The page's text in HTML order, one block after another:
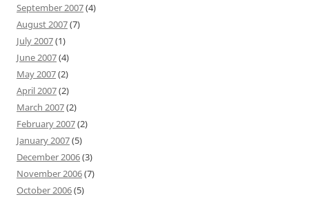
September 2007(4)
August 2007(7)
July 2007(1)
June 2007(4)
May 2007(2)
April 2007(2)
March 2007(2)
February 2007(2)
January 2007(5)
December 2006(3)
November 2006(7)
October 2006(5)